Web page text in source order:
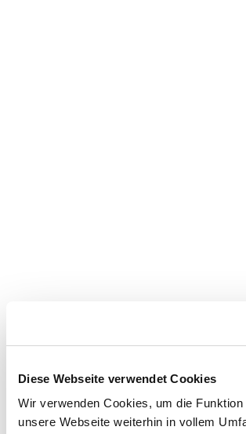
Diese Webseite verwendet Cookies
Wir verwenden Cookies, um die
unsere Webseite weiterhin in vollem